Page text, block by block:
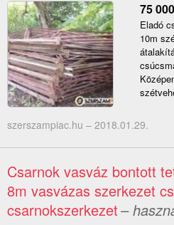
75 000
Eladó
10m
szerszampiac.hu – 2018.01.29.
Csarnok vasváz bontott
8m vasvázas szerkezet
csarnokszerkezet–